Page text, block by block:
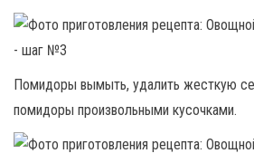
Помидоры вымыть, удалить жесткую
помидоры произвольными кусочками.